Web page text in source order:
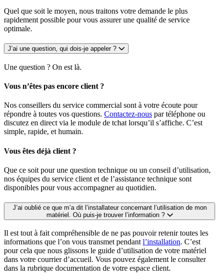
Quel que soit le moyen, nous traitons votre demande le plus
rapidement possible pour vous assurer une qualité de service
optimale.
J’ai une question, qui dois-je appeler ?
Une question ? On est là.
Vous n’êtes pas encore client ?
Nos conseillers du service commercial sont à votre écoute pour
répondre à toutes vos questions. Contactez-nous par téléphone ou
discutez en direct via le module de tchat lorsqu’il s’affiche. C’est
simple, rapide, et humain.
Vous êtes déjà client ?
Que ce soit pour une question technique ou un conseil d’utilisation,
nos équipes du service client et de l’assistance technique sont
disponibles pour vous accompagner au quotidien.
J’ai oublié ce que m’a dit l’installateur concernant l’utilisation de mon
matériel. Où puis-je trouver l’information ?
Il est tout à fait compréhensible de ne pas pouvoir retenir toutes les
informations que l’on vous transmet pendant l’installation. C’est
pour cela que nous glissons le guide d’utilisation de votre matériel
dans votre courrier d’accueil. Vous pouvez également le consulter
dans la rubrique documentation de votre espace client.